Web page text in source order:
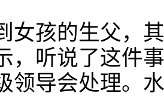
女孩的生父，
，听说了这件
领导会处理。